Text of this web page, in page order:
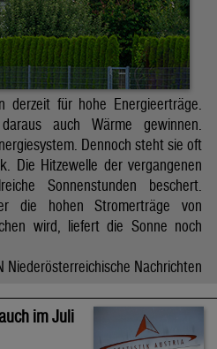
derzeit für hohe Energieerträge.
auch Wärme gewinnen.
Dennoch steht sie oft
Die Hitzewelle der vergangenen
Sonnenstunden beschert.
die hohen Stromerträge von
wird, liefert die Sonne noch
Niederösterreichische Nachrichten
im Juli